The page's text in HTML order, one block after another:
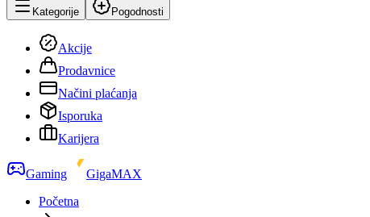
Kategorije Pogodnosti
Akcije
Prodavnice
Načini plaćanja
Isporuka
Karijera
Gaming
GigaMAX
Početna